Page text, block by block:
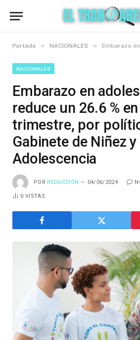
Portada » NACIONALES » Embarazo en adolescentes se reduce un
NACIONALES
Embarazo en
reduce un 26.6 %
trimestre, por
Gabinete de Niñez y
Adolescencia
POR REDACCIÓN 04/06/2024
0VISTAS